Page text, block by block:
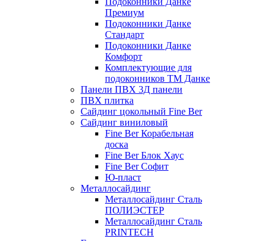
Премиум
Подоконники Данке
Стандарт
Подоконники Данке
Комфорт
Комплектующие для
подоконников ТМ Данке
Панели ПВХ 3Д панели
ПВХ плитка
Сайдинг цокольный Fine Ber
Сайдинг виниловый
Fine Ber Корабельная
доска
Fine Ber Блок Хаус
Fine Ber Софит
Ю-пласт
Металлосайдинг
Металлосайдинг Сталь
ПОЛИЭСТЕР
Металлосайдинг Сталь
PRINTECH